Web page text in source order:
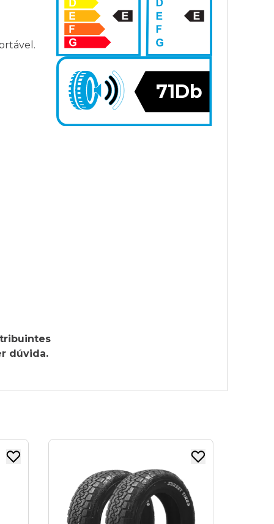
dúvida.
71Db
PNEU ARO 17.5 XBRI
235/75R17.5 18PR
143/141J ECOPLUS A2